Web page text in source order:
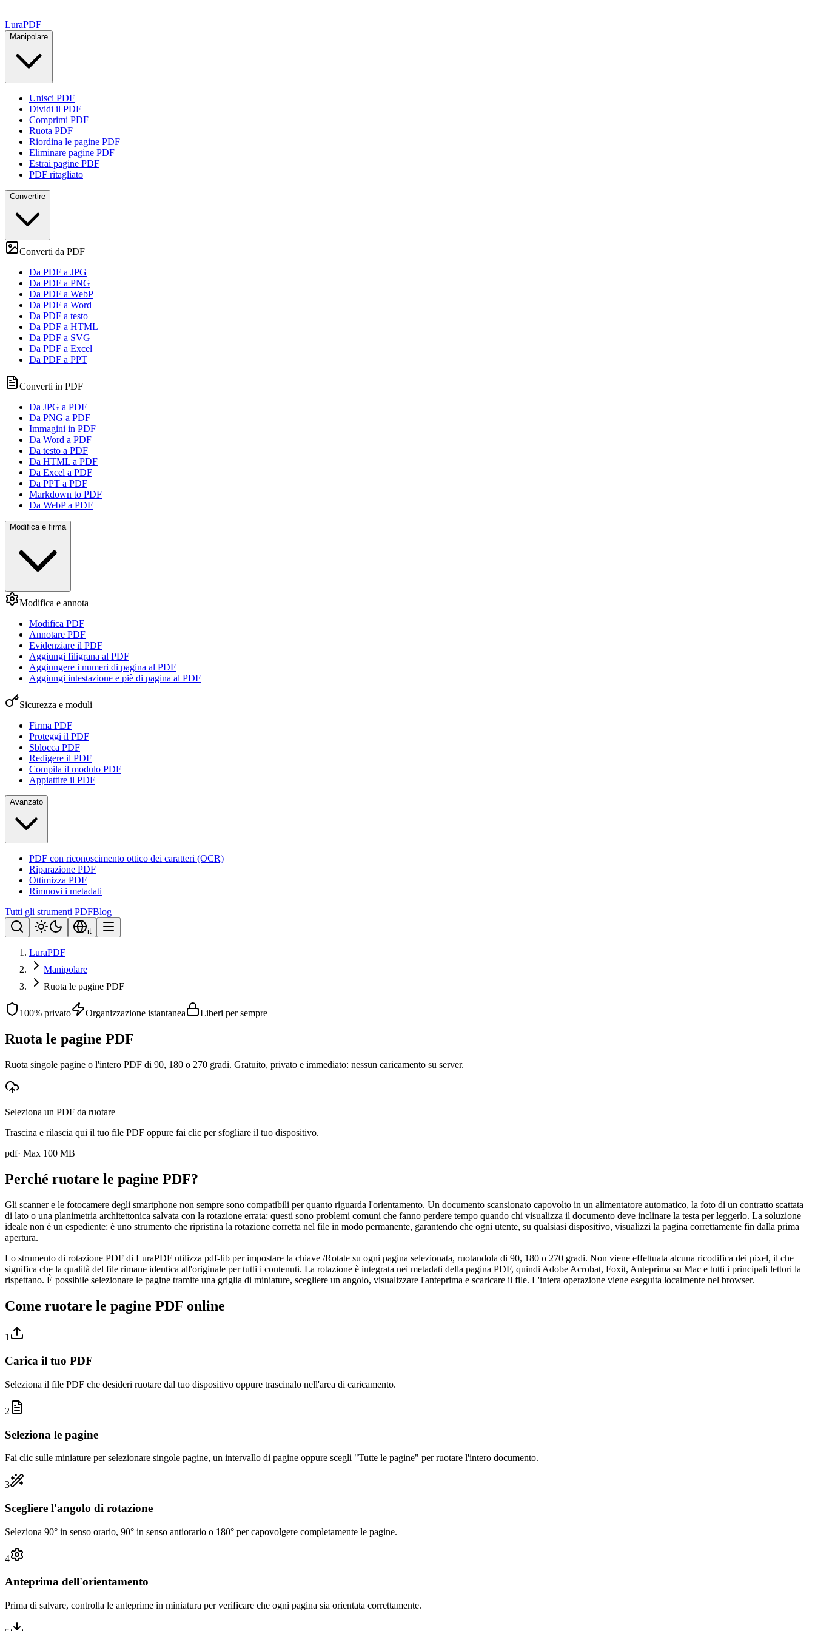
LuraPDF
Manipolare
Unisci PDF
Dividi il PDF
Comprimi PDF
Ruota PDF
Riordina le pagine PDF
Eliminare pagine PDF
Estrai pagine PDF
PDF ritagliato
Convertire
Converti da PDF
Da PDF a JPG
Da PDF a PNG
Da PDF a WebP
Da PDF a Word
Da PDF a testo
Da PDF a HTML
Da PDF a SVG
Da PDF a Excel
Da PDF a PPT
Converti in PDF
Da JPG a PDF
Da PNG a PDF
Immagini in PDF
Da Word a PDF
Da testo a PDF
Da HTML a PDF
Da Excel a PDF
Da PPT a PDF
Markdown to PDF
Da WebP a PDF
Modifica e firma
Modifica e annota
Modifica PDF
Annotare PDF
Evidenziare il PDF
Aggiungi filigrana al PDF
Aggiungere i numeri di pagina al PDF
Aggiungi intestazione e piè di pagina al PDF
Sicurezza e moduli
Firma PDF
Proteggi il PDF
Sblocca PDF
Redigere il PDF
Compila il modulo PDF
Appiattire il PDF
Avanzato
PDF con riconoscimento ottico dei caratteri (OCR)
Riparazione PDF
Ottimizza PDF
Rimuovi i metadati
Tutti gli strumenti PDFBlog
it
LuraPDF
Manipolare
Ruota le pagine PDF
100% privato Organizzazione istantanea Liberi per sempre
Ruota le pagine PDF
Ruota singole pagine o l'intero PDF di 90, 180 o 270 gradi. Gratuito, privato e immediato: nessun caricamento su server.
Seleziona un PDF da ruotare
Trascina e rilascia qui il tuo file PDF oppure fai clic per sfogliare il tuo dispositivo.
pdf· Max 100 MB
Perché ruotare le pagine PDF?
Gli scanner e le fotocamere degli smartphone non sempre sono compatibili per quanto riguarda l'orientamento. Un documento scansionato capovolto in un alimentatore automatico, la foto di un contratto scattata
di lato o una planimetria architettonica salvata con la rotazione errata: questi sono problemi comuni che fanno perdere tempo quando chi visualizza il documento deve inclinare la testa per leggerlo. La soluzione
ideale non è un espediente: è uno strumento che ripristina la rotazione corretta nel file in modo permanente, garantendo che ogni utente, su qualsiasi dispositivo, visualizzi la pagina correttamente fin dalla prima
apertura.
Lo strumento di rotazione PDF di LuraPDF utilizza pdf-lib per impostare la chiave /Rotate su ogni pagina selezionata, ruotandola di 90, 180 o 270 gradi. Non viene effettuata alcuna ricodifica dei pixel, il che
significa che la qualità del file rimane identica all'originale per tutti i contenuti. La rotazione è integrata nei metadati della pagina PDF, quindi Adobe Acrobat, Foxit, Anteprima su Mac e tutti i principali lettori la
rispettano. È possibile selezionare le pagine tramite una griglia di miniature, scegliere un angolo, visualizzare l'anteprima e scaricare il file. L'intera operazione viene eseguita localmente nel browser.
Come ruotare le pagine PDF online
1
Carica il tuo PDF
Seleziona il file PDF che desideri ruotare dal tuo dispositivo oppure trascinalo nell'area di caricamento.
2
Seleziona le pagine
Fai clic sulle miniature per selezionare singole pagine, un intervallo di pagine oppure scegli "Tutte le pagine" per ruotare l'intero documento.
3
Scegliere l'angolo di rotazione
Seleziona 90° in senso orario, 90° in senso antiorario o 180° per capovolgere completamente le pagine.
4
Anteprima dell'orientamento
Prima di salvare, controlla le anteprime in miniatura per verificare che ogni pagina sia orientata correttamente.